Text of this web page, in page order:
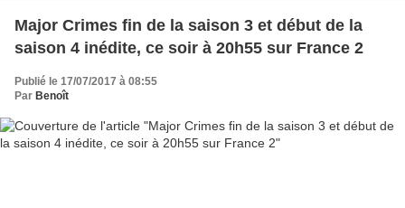
Major Crimes fin de la saison 3 et début de la
saison 4 inédite, ce soir à 20h55 sur France 2
Publié le 17/07/2017 à 08:55
Par Benoît